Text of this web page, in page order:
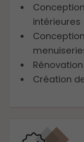
intérieures
Création